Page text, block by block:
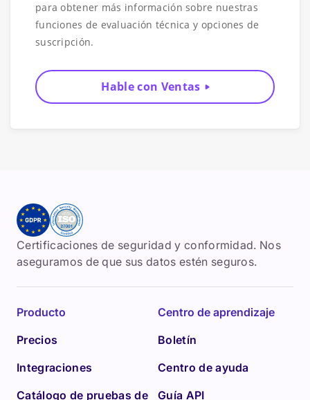
para obtener más información sobre nuestras
funciones de evaluación técnica y opciones de
suscripción.
Hable con Ventas
Certificaciones de seguridad y conformidad. Nos
aseguramos de que sus datos estén seguros.
Producto
Precios
Integraciones
Catálogo de pruebas de
Centro de aprendizaje
Boletín
Centro de ayuda
Guía API